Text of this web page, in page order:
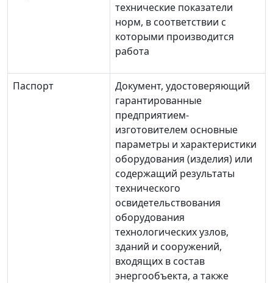
технические показатели
норм, в соответствии с
которыми производится
работа
Паспорт
Документ, удостоверяющий
гарантированные
предприятием-
изготовителем основные
параметры и характеристики
оборудования (изделия) или
содержащий результаты
технического
освидетельствования
оборудования
технологических узлов,
зданий и сооружений,
входящих в состав
энергообъекта, а также